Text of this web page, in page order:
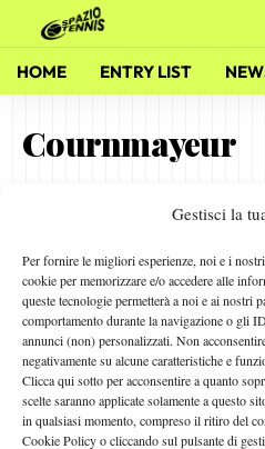
Gestisci la
Per fornire le migliori esperienze, noi e i
cookie per memorizzare e/o accedere alle
queste tecnologie permetterà a noi e ai nostri
comportamento durante la navigazione o gli
annunci (non) personalizzati. Non
negativamente su alcune caratteristiche e
Clicca qui sotto per acconsentire a quanto
scelte saranno applicate solamente a questo
in qualsiasi momento, compreso il ritiro del
Cookie Policy o cliccando sul pulsante di
HOME ENTRY LIST
Cournmayeur
Simone Bolelli: “Mi trovo bene
31 Gennaio 2011
Redazione